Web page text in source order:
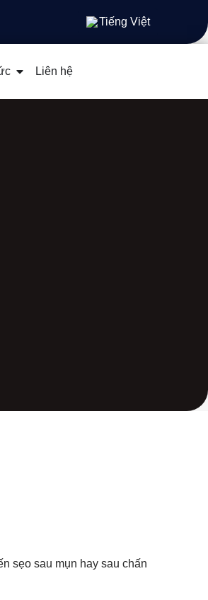
Tiếng Việt
Liên hệ
sẹo sau mụn hay sau chấn